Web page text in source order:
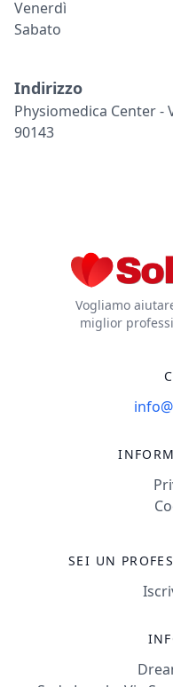
Venerdì
Sabato
Indirizzo
Physiomedica Center -
90143
Vogliamo
miglior
SEI UN